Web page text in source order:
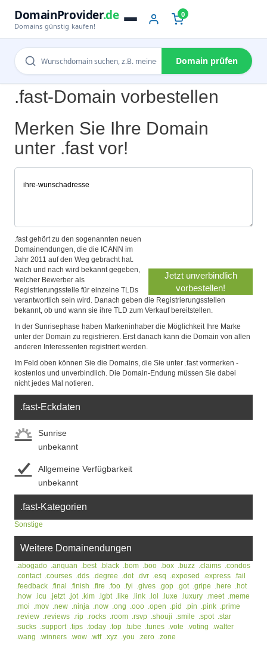
DomainProvider.de
Domains günstig kaufen!
0
Domain prüfen
.fast-Domain vorbestellen
Merken Sie Ihre Domain
unter .fast vor!
.fast gehört zu den sogenannten neuen
Domainendungen, die die ICANN im
Jahr 2011 auf den Weg gebracht hat.
Nach und nach wird bekannt gegeben,
welcher Bewerber als
Registrierungsstelle für einzelne TLDs
verantwortlich sein wird. Danach geben die Registrierungsstellen
bekannt, ob und wann sie ihre TLD zum Verkauf bereitstellen.
In der Sunrisephase haben Markeninhaber die Möglichkeit Ihre Marke
unter der Domain zu registrieren. Erst danach kann die Domain von allen
anderen Interessenten registriert werden.
Im Feld oben können Sie die Domains, die Sie unter .fast vormerken -
kostenlos und unverbindlich. Die Domain-Endung müssen Sie dabei
nicht jedes Mal notieren.
.fast-Eckdaten
Sunrise
unbekannt
Allgemeine Verfügbarkeit
unbekannt
.fast-Kategorien
Sonstige
Weitere Domainendungen
.abogado .anquan .best .black .bom .boo .box .buzz .claims .condos
.contact .courses .dds .degree .dot .dvr .esq .exposed .express .fail
.feedback .final .finish .fire .foo .fyi .gives .gop .got .gripe .here .hot
.how .icu .jetzt .jot .kim .lgbt .like .link .lol .luxe .luxury .meet .meme
.moi .mov .new .ninja .now .ong .ooo .open .pid .pin .pink .prime
.review .reviews .rip .rocks .room .rsvp .shouji .smile .spot .star
.sucks .support .tips .today .top .tube .tunes .vote .voting .walter
.wang .winners .wow .wtf .xyz .you .zero .zone